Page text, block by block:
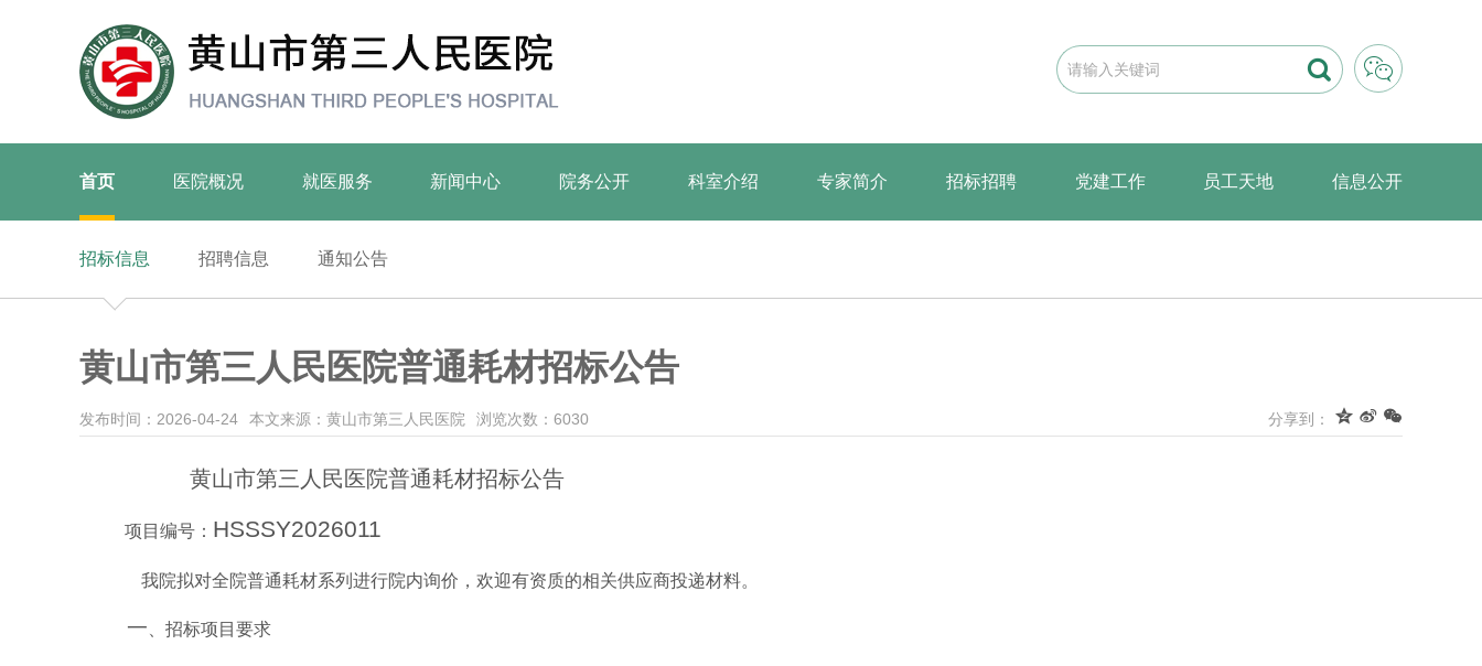
 
首页 医院概况 就医服务 新闻中心 院务公开 科室介绍 专家简介 招标招聘 党建工作 员工天地 信息公开
招标信息 招聘信息 通知公告
黄山市第三人民医院普通耗材招标公告
发布时间：2026-04-24 本文来源：黄山市第三人民医院 浏览次数：6030 分享到：   
黄山市第三人民医院普通耗材招标公告
项目编号： HSSSY2026011
我院拟对全院普通耗材系列进行院内询价，欢迎有资质的相关供应商投递材料。
一 、招标项目要求